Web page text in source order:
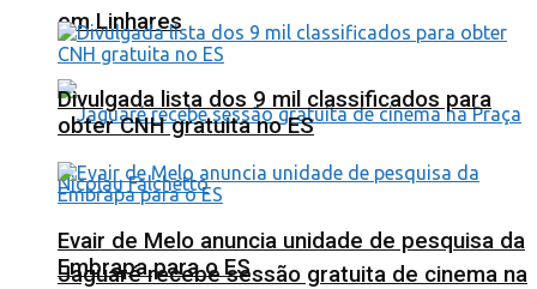
em Linhares
Jaguaré recebe sessão gratuita de cinema na
Divulgada lista dos 9 mil classificados para
obter CNH gratuita no ES
Evair de Melo anuncia unidade de pesquisa da
Embrapa para o ES